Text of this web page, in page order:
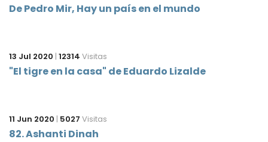
De Pedro Mir, Hay un país en el mundo
13 Jul 2020 | 12314 Visitas
"El tigre en la casa" de Eduardo Lizalde
11 Jun 2020 | 5027 Visitas
82. Ashanti Dinah